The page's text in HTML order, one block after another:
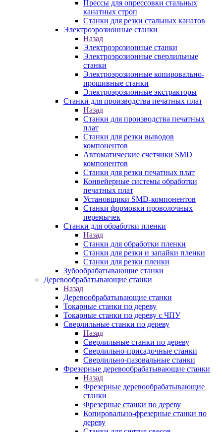
Прессы для опрессовки стальных
канатных строп
Станки для резки стальных канатов
Электроэрозионные станки
Назад
Электроэрозионные станки
Электроэрозионные сверлильные
станки
Электроэрозионные копировально-
прошивные станки
Электроэрозионные экстракторы
Станки для производства печатных плат
Назад
Станки для производства печатных
плат
Станки для резки выводов
компонентов
Автоматические счетчики SMD
компонентов
Станки для резки печатных плат
Конвейерные системы обработки
печатных плат
Установщики SMD-компонентов
Станки формовки проволочных
перемычек
Станки для обработки пленки
Назад
Станки для обработки пленки
Станки для резки и запайки пленки
Станки для резки пленки
Зубообрабатывающие станки
Деревообрабатывающие станки
Назад
Деревообрабатывающие станки
Токарные станки по дереву
Токарные станки по дереву с ЧПУ
Сверлильные станки по дереву
Назад
Сверлильные станки по дереву
Сверлильно-присадочные станки
Сверлильно-пазовальные станки
Фрезерные деревообрабатывающие станки
Назад
Фрезерные деревообрабатывающие
станки
Фрезерные станки по дереву
Копировально-фрезерные станки по
дереву